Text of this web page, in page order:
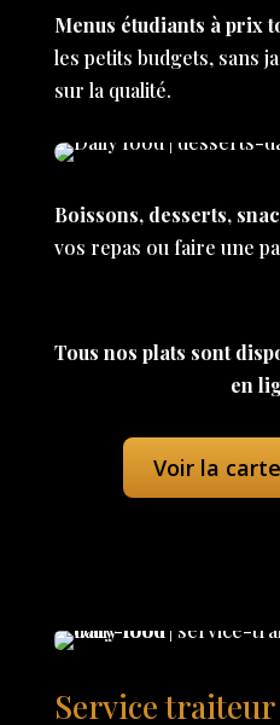
Menus étudiants à prix
les petits budgets, sans
sur la qualité.
Boissons, desserts,
vos repas ou faire une
Tous nos plats sont
en
Voir la
Service